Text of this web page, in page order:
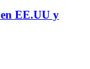
EE.UU y